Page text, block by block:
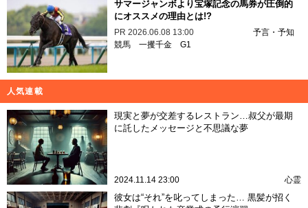
サマージャンボより宝塚記念の馬券が圧倒的
にオススメの理由とは!?
PR 2026.06.08 13:00
予言・予知
競馬 一攫千金 G1
人気連載
現実と夢が交差するレストラン…叔父が最期
に託したメッセージと不思議な夢
2024.11.14 23:00 心霊
彼女は“それ”を叱ってしまった… 黒髪が招く